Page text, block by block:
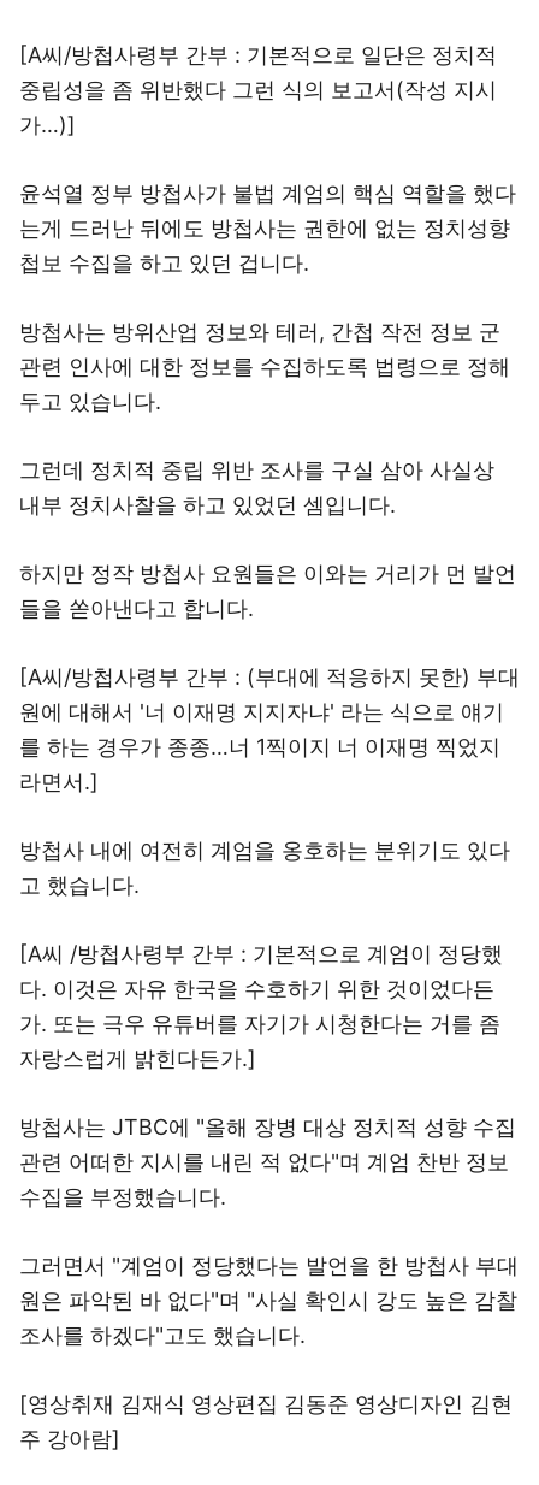
[A씨/방첩사령부 간부 : 기본적으로 일단은 정치적
중립성을 좀 위반했다 그런 식의 보고서(작성 지시
가…)]
윤석열 정부 방첩사가 불법 계엄의 핵심 역할을 했다
는게 드러난 뒤에도 방첩사는 권한에 없는 정치성향
첩보 수집을 하고 있던 겁니다.
방첩사는 방위산업 정보와 테러, 간첩 작전 정보 군
관련 인사에 대한 정보를 수집하도록 법령으로 정해
두고 있습니다.
그런데 정치적 중립 위반 조사를 구실 삼아 사실상
내부 정치사찰을 하고 있었던 셈입니다.
하지만 정작 방첩사 요원들은 이와는 거리가 먼 발언
들을 쏟아낸다고 합니다.
[A씨/방첩사령부 간부 : (부대에 적응하지 못한) 부대
원에 대해서 '너 이재명 지지자냐' 라는 식으로 얘기
를 하는 경우가 종종…너 1찍이지 너 이재명 찍었지
라면서.]
방첩사 내에 여전히 계엄을 옹호하는 분위기도 있다
고 했습니다.
[A씨 /방첩사령부 간부 : 기본적으로 계엄이 정당했
다. 이것은 자유 한국을 수호하기 위한 것이었다든
가. 또는 극우 유튜버를 자기가 시청한다는 거를 좀
자랑스럽게 밝힌다든가.]
방첩사는 JTBC에 "올해 장병 대상 정치적 성향 수집
관련 어떠한 지시를 내린 적 없다"며 계엄 찬반 정보
수집을 부정했습니다.
그러면서 "계엄이 정당했다는 발언을 한 방첩사 부대
원은 파악된 바 없다"며 "사실 확인시 강도 높은 감찰
조사를 하겠다"고도 했습니다.
[영상취재 김재식 영상편집 김동준 영상디자인 김현
주 강아람]